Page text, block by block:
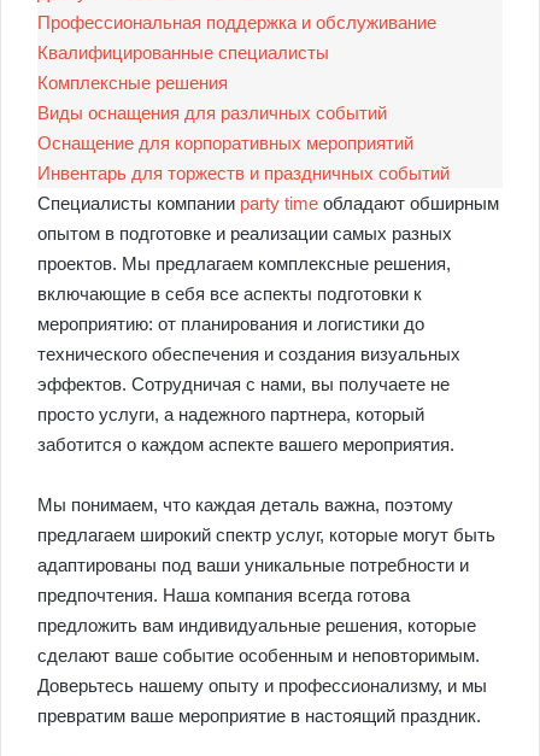
Профессиональная поддержка и обслуживание
Квалифицированные специалисты
Комплексные решения
Виды оснащения для различных событий
Оснащение для корпоративных мероприятий
Инвентарь для торжеств и праздничных событий
Специалисты компании party time обладают обширным
опытом в подготовке и реализации самых разных
проектов. Мы предлагаем комплексные решения,
включающие в себя все аспекты подготовки к
мероприятию: от планирования и логистики до
технического обеспечения и создания визуальных
эффектов. Сотрудничая с нами, вы получаете не
просто услуги, а надежного партнера, который
заботится о каждом аспекте вашего мероприятия.
Мы понимаем, что каждая деталь важна, поэтому
предлагаем широкий спектр услуг, которые могут быть
адаптированы под ваши уникальные потребности и
предпочтения. Наша компания всегда готова
предложить вам индивидуальные решения, которые
сделают ваше событие особенным и неповторимым.
Доверьтесь нашему опыту и профессионализму, и мы
превратим ваше мероприятие в настоящий праздник.